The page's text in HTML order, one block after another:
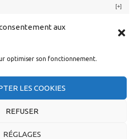
aux
optimiser son fonctionnement.
LES COOKIES
REFUSER
RÉGLAGES
[+]